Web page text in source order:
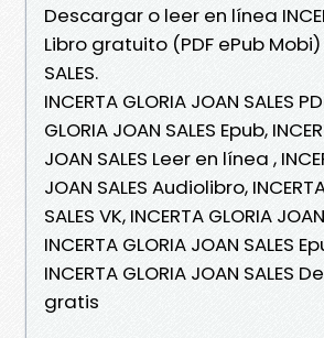
Descargar o leer en línea
Libro gratuito (PDF ePub Mobi)
SALES.
INCERTA GLORIA JOAN SALES
GLORIA JOAN SALES Epub,
JOAN SALES Leer en línea ,
JOAN SALES Audiolibro,
SALES VK, INCERTA GLORIA
INCERTA GLORIA JOAN SALES
INCERTA GLORIA JOAN SALES
gratis